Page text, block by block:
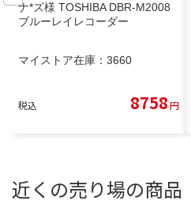
ナ*ズ様 TOSHIBA DBR-M2008
ブルーレイレコーダー
マイストア在庫： 3660
税込 8758円
近くの売り場の商品